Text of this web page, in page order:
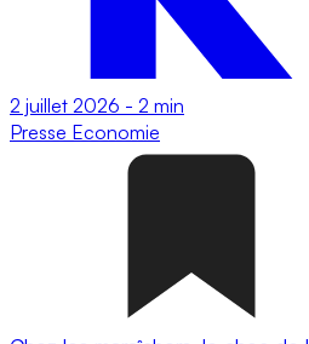
2 juillet 2026 - 2 min
Presse Economie